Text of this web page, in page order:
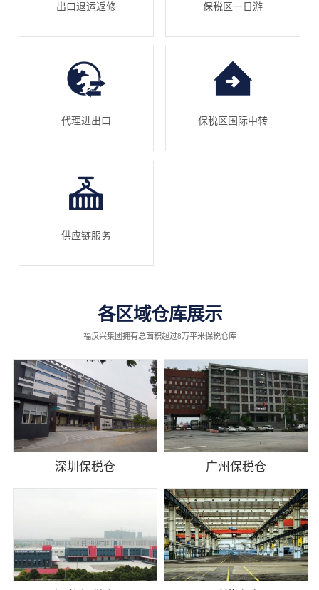
出口退运返修 保税区一日游
代理进出口 保税区国际中转
供应链服务
各区域仓库展示
福汉兴集团拥有总面积超过8万平米保税仓库
深圳保税仓 广州保税仓